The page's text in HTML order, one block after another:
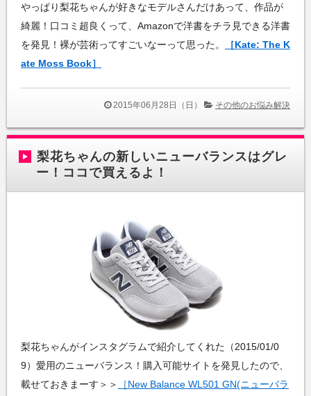
やっぱり梨花ちゃんが好きなモデルさんだけあって、作品が
綺麗！口コミ超良くって、Amazonで洋書をチラ見できる洋書
を発見！裸が芸術ってすごいなーって思った。
［Kate: The K
ate Moss Book］
2015年06月28日（日） その他のお悩み解決
梨花ちゃんの新しいニューバランスはグレ
ー！ココで買えるよ！
梨花ちゃんがインスタグラムで紹介してくれた（2015/01/0
9）愛用のニューバランス！購入可能サイトを発見したので、
載せておきまーす＞＞
［New Balance WL501 GN(ニューバラ